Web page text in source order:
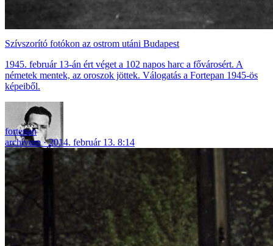
Szívszorító fotókon az ostrom utáni Budapest
1945. február 13-án ért véget a 102 napos harc a fővárosért. A
németek mentek, az oroszok jöttek. Válogatás a Fortepan 1945-ös
képeiből.
fortepan
archívum
2014. február 13. 8:14